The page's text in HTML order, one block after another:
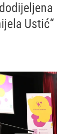
Ustić“